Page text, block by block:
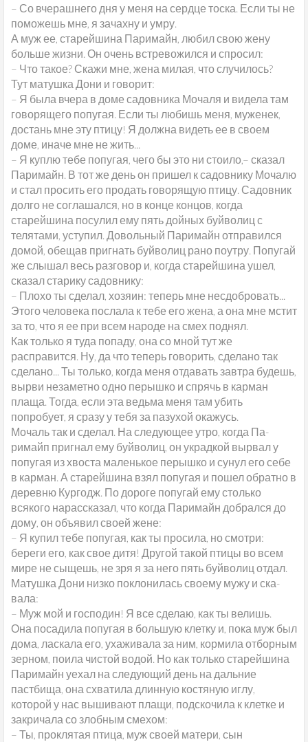
– Со вчерашнего дня у меня на сердце тоска. Если ты не
поможешь мне, я зачахну и умру.
А муж ее, старейшина Паримайн, любил свою жену
больше жизни. Он очень встревожился и спросил:
– Что такое? Скажи мне, жена милая, что случилось?
Тут матушка Дони и говорит:
– Я была вчера в доме садовника Мочаля и видела там
говорящего попугая. Если ты любишь меня, муженек,
достань мне эту птицу! Я должна видеть ее в своем
доме, иначе мне не жить...
– Я куплю тебе попугая, чего бы это ни стоило,– сказал
Паримайн. В тот же день он пришел к садовнику Мочалю
и стал просить его продать говорящую птицу. Садовник
долго не соглашался, но в конце концов, когда
старейшина посулил ему пять дойных буйволиц с
телятами, уступил. Довольный Паримайн отправился
домой, обещав пригнать буйволиц рано поутру. Попугай
же слышал весь разговор и, когда старейшина ушел,
сказал старику садовнику:
– Плохо ты сделал, хозяин: теперь мне несдобровать...
Этого человека послала к тебе его жена, а она мне мстит
за то, что я ее при всем народе на смех поднял.
Как только я туда попаду, она со мной тут же
расправится. Ну, да что теперь говорить, сделано так
сделано... Ты только, когда меня отдавать завтра будешь,
вырви незаметно одно перышко и спрячь в карман
плаща. Тогда, если эта ведьма меня там убить
попробует, я сразу у тебя за пазухой окажусь.
Мочаль так и сделал. На следующее утро, когда Па-
римайп пригнал ему буйволиц, он украдкой вырвал у
попугая из хвоста маленькое перышко и сунул его себе
в карман. А старейшина взял попугая и пошел обратно в
деревню Кургодж. По дороге попугай ему столько
всякого нарассказал, что когда Паримайн добрался до
дому, он объявил своей жене:
– Я купил тебе попугая, как ты просила, но смотри:
береги его, как свое дитя! Другой такой птицы во всем
мире не сыщешь, не зря я за него пять буйволиц отдал.
Матушка Дони низко поклонилась своему мужу и ска-
вала:
– Муж мой и господин! Я все сделаю, как ты велишь.
Она посадила попугая в большую клетку и, пока муж был
дома, ласкала его, ухаживала за ним, кормила отборным
зерном, поила чистой водой. Но как только старейшина
Паримайн уехал на следующий день на дальние
пастбища, она схватила длинную костяную иглу,
которой у нас вышивают плащи, подскочила к клетке и
закричала со злобным смехом:
– Ты, проклятая птица, муж своей матери, сын